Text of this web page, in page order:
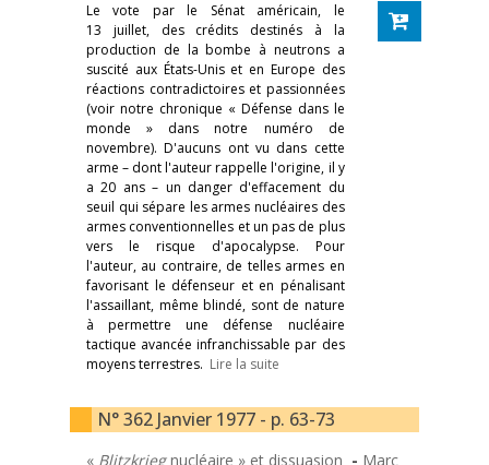
Le vote par le Sénat américain, le
13 juillet, des crédits destinés à la
production de la bombe à neutrons a
suscité aux États-Unis et en Europe des
réactions contradictoires et passionnées
(voir notre chronique « Défense dans le
monde » dans notre numéro de
novembre). D'aucuns ont vu dans cette
arme – dont l'auteur rappelle l'origine, il y
a 20 ans – un danger d'effacement du
seuil qui sépare les armes nucléaires des
armes conventionnelles et un pas de plus
vers le risque d'apocalypse. Pour
l'auteur, au contraire, de telles armes en
favorisant le défenseur et en pénalisant
l'assaillant, même blindé, sont de nature
à permettre une défense nucléaire
tactique avancée infranchissable par des
moyens terrestres. Lire la suite
N° 362 Janvier 1977 - p. 63-73
« Blitzkriegnucléaire » et dissuasion - Marc